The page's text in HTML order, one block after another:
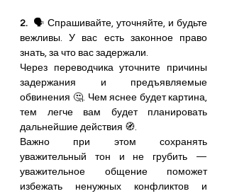
2.
  🗣 Спрашивайте, уточняйте, и будьте
вежливы. У вас есть законное право
знать, за что вас задержали.
Через переводчика уточните причины
задержания и предъявляемые
обвинения 🤔. Чем яснее будет картина,
тем легче вам будет планировать
дальнейшие действия 🧭.
Важно при этом сохранять
уважительный тон и не грубить —
уважительное общение поможет
избежать ненужных конфликтов и